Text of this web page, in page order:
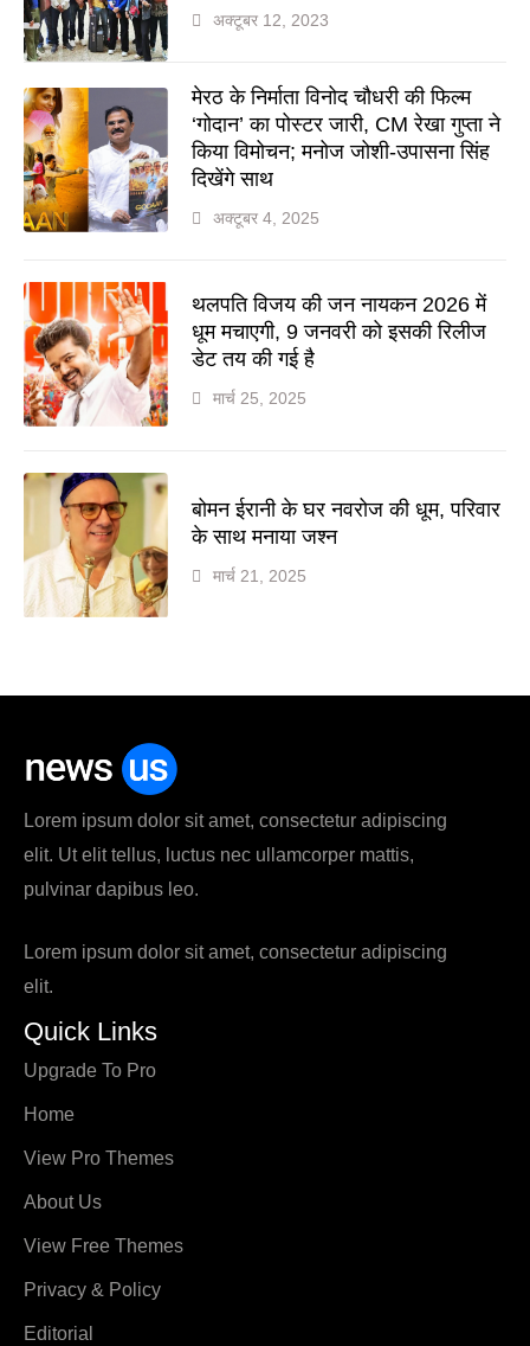
अक्टूबर 12, 2023
मेरठ के निर्माता विनोद चौधरी की फिल्म
‘गोदान’ का पोस्टर जारी, CM रेखा गुप्ता ने
किया विमोचन; मनोज जोशी-उपासना सिंह
दिखेंगे साथ
अक्टूबर 4, 2025
थलपति विजय की जन नायकन 2026 में
धूम मचाएगी, 9 जनवरी को इसकी रिलीज
डेट तय की गई है
मार्च 25, 2025
बोमन ईरानी के घर नवरोज की धूम, परिवार
के साथ मनाया जश्न
मार्च 21, 2025
Lorem ipsum dolor sit amet, consectetur adipiscing
elit. Ut elit tellus, luctus nec ullamcorper mattis,
pulvinar dapibus leo.
Lorem ipsum dolor sit amet, consectetur adipiscing
elit.
Quick Links
Upgrade To Pro
Home
View Pro Themes
About Us
View Free Themes
Privacy & Policy
Editorial